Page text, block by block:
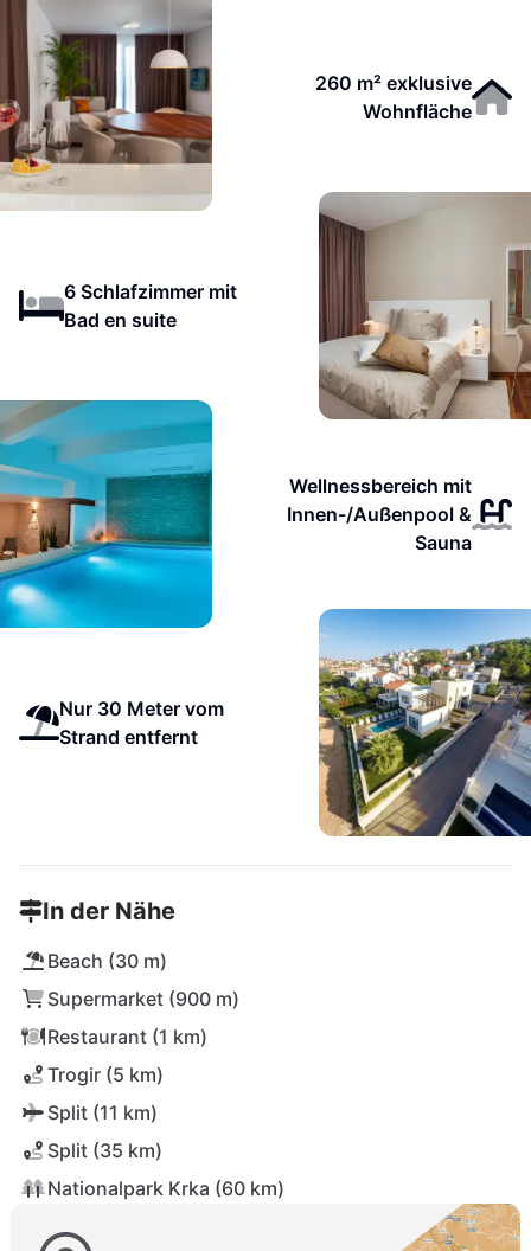
260 m² exklusive
Wohnfläche
6 Schlafzimmer mit
Bad en suite
Wellnessbereich mit
Innen-/Außenpool &
Sauna
Nur 30 Meter vom
Strand entfernt
In der Nähe
Beach (30 m)
Supermarket (900 m)
Restaurant (1 km)
Trogir (5 km)
Split (11 km)
Split (35 km)
Nationalpark Krka (60 km)